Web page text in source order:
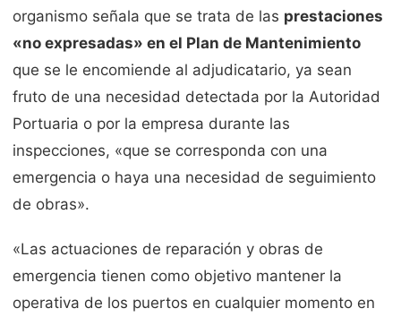
organismo señala que se trata de las prestaciones
«no expresadas» en el Plan de Mantenimiento
que se le encomiende al adjudicatario, ya sean
fruto de una necesidad detectada por la Autoridad
Portuaria o por la empresa durante las
inspecciones, «que se corresponda con una
emergencia o haya una necesidad de seguimiento
de obras».
«Las actuaciones de reparación y obras de
emergencia tienen como objetivo mantener la
operativa de los puertos en cualquier momento en